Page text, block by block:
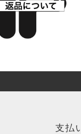
支払